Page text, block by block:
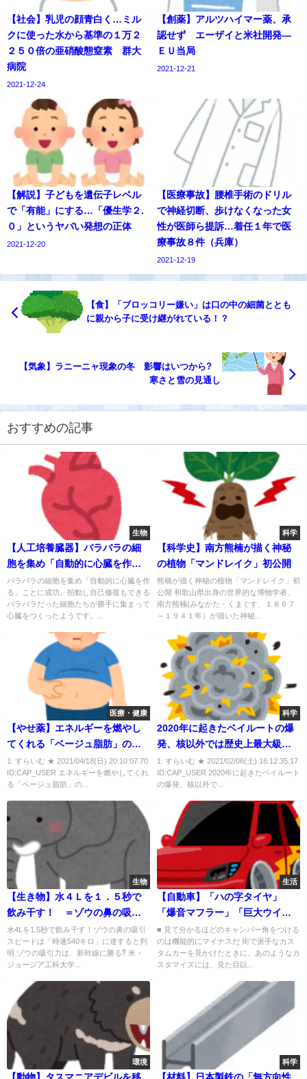
【社会】乳児の顔青白く…ミル
クに使った水から基準の１万２
２５０倍の亜硝酸態窒素 群大
病院
2021-12-24
【創薬】アルツハイマー薬、承
認せず エーザイと米社開発―
ＥＵ当局
2021-12-21
【解説】子どもを遺伝子レベル
で「有能」にする…「優生学２.
０」というヤバい発想の正体
2021-12-20
【医療事故】腰椎手術のドリル
で神経切断、歩けなくなった女
性が医師ら提訴…着任１年で医
療事故８件（兵庫）
2021-12-19
【食】「ブロッコリー嫌い」は口の中の細菌ととも
に親から子に受け継がれている！？
【気象】ラニーニャ現象の冬 影響はいつから?
寒さと雪の見通し
おすすめの記事
生物
【人工培養臓器】バラバラの細
胞を集め「自動的に心臓を作
る」ことに成功！ ＝拍動し自
己修復もできる＝
バラバラの細胞を集め「自動的に心臓を作
る」ことに成功。拍動し自己修復もできる
バラバラだった細胞たちが勝手に集まって
心臓をつくったようです。...
科学
【科学史】南方熊楠が描く神秘
の植物「マンドレイク」初公開
熊楠が描く神秘の植物「マンドレイク」初
公開 和歌山県出身の世界的な博物学者、
南方熊楠(みなかた・くまぐす、１８６７
～１９４１年）が描いた神秘...
医療・健康
【やせ薬】エネルギーを燃やし
てくれる「ベージュ脂肪」の増
やし方とは・・
1: すらいむ ★ 2021/04/18(日) 20:10:07.70
ID:CAP_USER エネルギーを燃やしてくれ
る「ベージュ脂肪」の...
科学
2020年に起きたベイルートの爆
発、核以外では歴史上最大級の
規模だった
1: すらいむ ★ 2021/02/06(土) 16:12:35.17
ID:CAP_USER 2020年に起きたベイルート
の爆発、核以外で...
生物
【生き物】水４Ｌを１．５秒で
飲み干す！ ＝ゾウの鼻の吸引
スピードは「時速５４０キ
ロ」！＝
水4Lを1.5秒で飲み干す！ゾウの鼻の吸引
スピードは「時速540キロ」に達すると判
明 ゾウの吸引力は、新幹線に勝る⁈ 米・
ジョージア工科大学...
生活
【自動車】「ハの字タイヤ」
「爆音マフラー」「巨大ウイン
グ」派手な改造車に、機能的メ
リットはあるのか？
■ 見て分かるほどのキャンバー角をつける
のは機能的にマイナスだ 街で派手なカス
タムカーを見かけたときに、あのようなカ
スタマイズには、見た目以...
環境 科学